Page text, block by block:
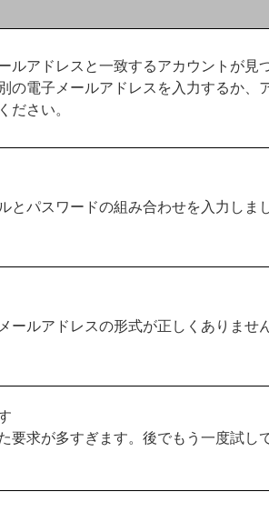
ルアドレスと一致するアカウントが見
の電子メールアドレスを入力するか、
ださい。
とパスワードの組み合わせを入力しま
ールアドレスの形式が正しくありませ
要求が多すぎます。後でもう一度試し